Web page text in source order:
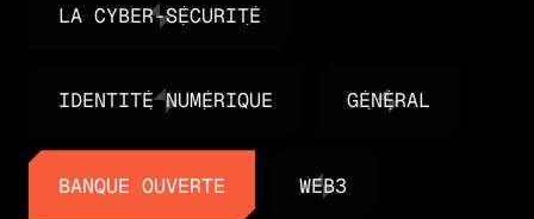
LA CYBER-SÉCURITÉ
LA CYBER-SÉCURITÉ
IDENTITÉ NUMÉRIQUE
IDENTITÉ NUMÉRIQUE
GÉNÉRAL
GÉNÉRAL
BANQUE OUVERTE WEB3
WEB3